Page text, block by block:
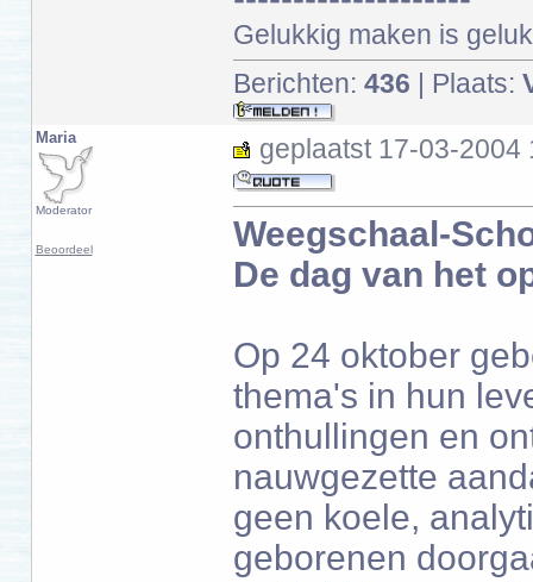
Gelukkig maken is
Berichten: 436 | Plaats:
Maria
Moderator
Beoordeel
geplaatst 17-03-2004
Weegschaal-
De dag van het
Op 24 oktober
thema's in hun
onthullingen en
nauwgezette
geen koele,
geborenen